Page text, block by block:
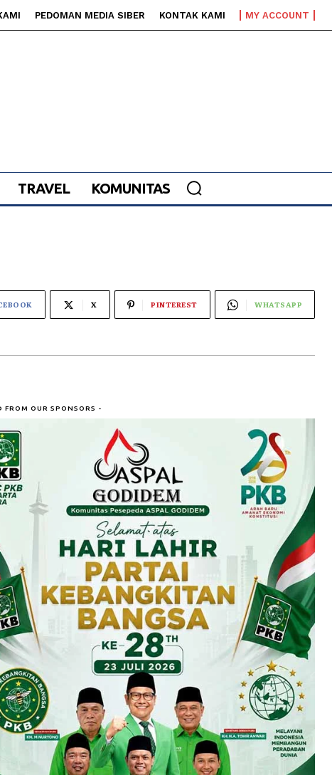
PEDOMAN MEDIA SIBER KONTAK KAMI MY ACCOUNT
TRAVEL KOMUNITAS
X PINTEREST WHATSAPP
FROM OUR SPONSORS -